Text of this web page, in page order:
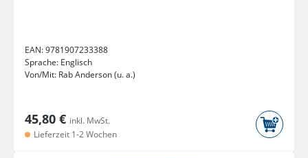
EAN:9781907233388
Sprache: Englisch
Von/Mit: Rab Anderson (u. a.)
45,80 € inkl. MwSt.
Lieferzeit 1-2 Wochen